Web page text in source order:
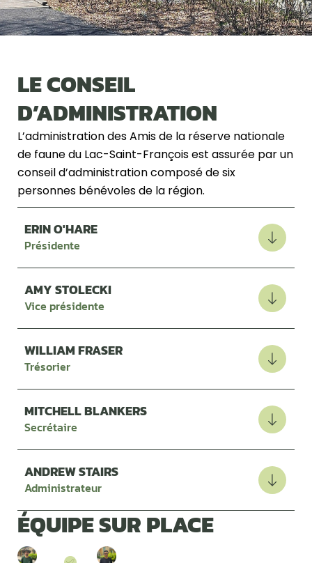
LE CONSEIL
D’ADMINISTRATION
L’administration des Amis de la réserve nationale
de faune du Lac-Saint-François est assurée par un
conseil d’administration composé de six
personnes bénévoles de la région.
ERIN O'HARE
Présidente
AMY STOLECKI
Vice présidente
WILLIAM FRASER
Trésorier
MITCHELL BLANKERS
Secrétaire
ANDREW STAIRS
Administrateur
ÉQUIPE SUR PLACE